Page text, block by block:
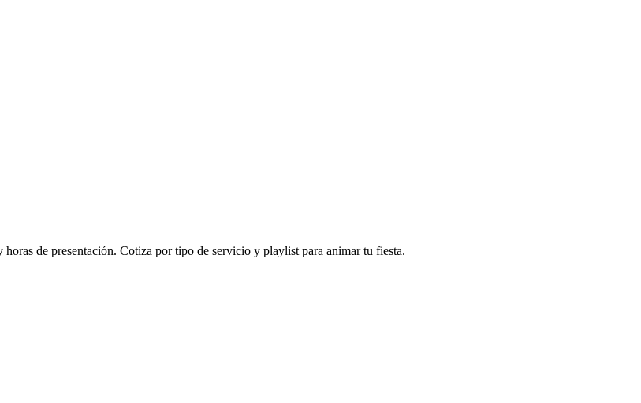
de presentación. Cotiza por tipo de servicio y playlist para animar tu fiesta.